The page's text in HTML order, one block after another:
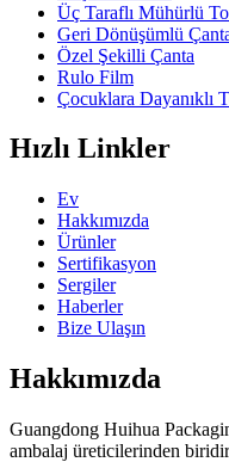
Üç Taraflı Mühürlü
Geri Dönüşümlü
Özel Şekilli Çanta
Rulo Film
Çocuklara Dayanıklı
Hızlı Linkler
Ev
Hakkımızda
Ürünler
Sertifikasyon
Sergiler
Haberler
Bize Ulaşın
Hakkımızda
Guangdong Huihua
ambalaj üreticilerinden